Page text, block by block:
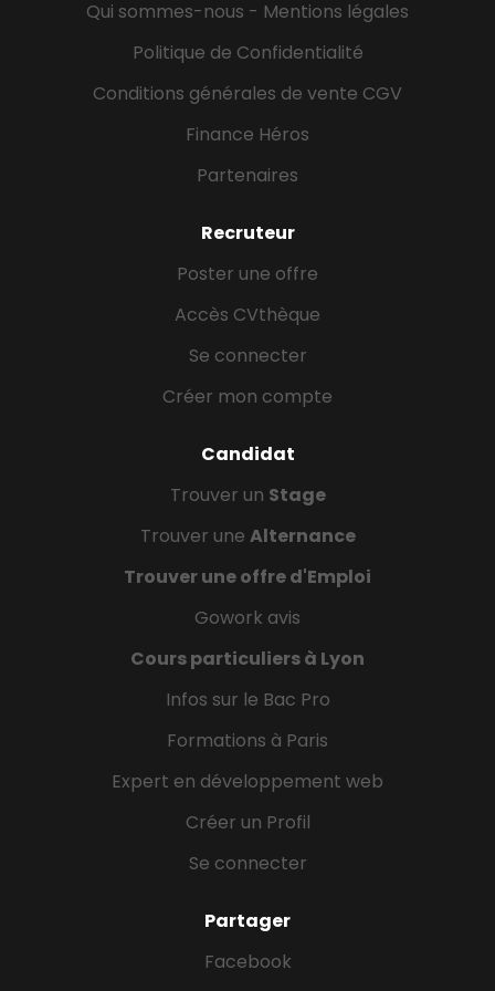
un diplôme de niveau BAC+2 à...
Qui sommes-nous - Mentions légales
Politique de Confidentialité
Conditions générales de vente CGV
Finance Héros
Partenaires
Recruteur
Poster une offre
Accès CVthèque
Se connecter
Créer mon compte
Candidat
Trouver un Stage
Trouver une Alternance
Trouver une offre d'Emploi
Gowork avis
Cours particuliers à Lyon
Infos sur le Bac Pro
Formations à Paris
Expert en développement web
Créer un Profil
Se connecter
Partager
Facebook